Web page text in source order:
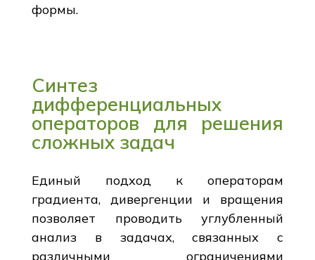
формы.
Синтез
дифференциальных
операторов для решения
сложных задач
Единый подход к операторам
градиента, дивергенции и вращения
позволяет проводить углубленный
анализ в задачах, связанных с
различными ограничениями